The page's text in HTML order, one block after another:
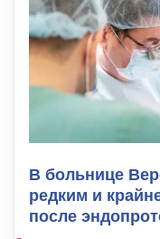
В больнице
редким и
после